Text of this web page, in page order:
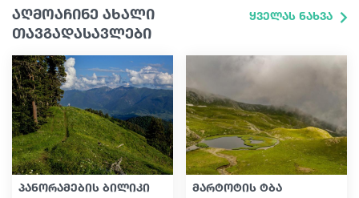
აღმოაჩინე ახალი
თავგადასავლები
ყველას ნახვა
პანორამების ბილიკი მარტოტის ტბა